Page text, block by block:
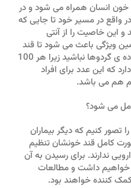
خون انسان همراه می شود و در
در مسیر خود تا جایی که
این خاصیت را از آنتی
ویژگی باعث می شود تا قند
خون کاهش پیدا کند. نگران استفاده ی گردوها نباشید زیرا هر 100
2.6 گرم قند دارد که این عدد برای افراد
هم می باشد.
می شود؟
تصور کنیم که دیگر بیماران
کامل قند خونشان تنظیم
ندارند. برای رسیدن به آن
خواهیم داشت و مطالعات
کمک کننده خواهند بود.